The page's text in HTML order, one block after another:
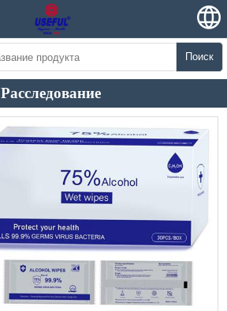
Поиск
Расследование